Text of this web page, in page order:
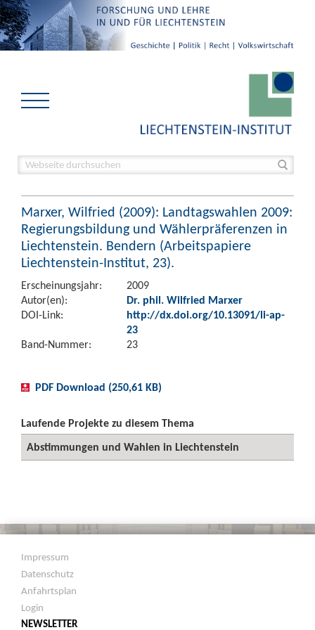
Marxer, Wilfried (2009): Landtagswahlen 2009:
Regierungsbildung und Wählerpräferenzen in
Liechtenstein. Bendern (Arbeitspapiere
Liechtenstein-Institut, 23).
Erscheinungsjahr:
2009
Autor(en):
Dr. phil. Wilfried Marxer
DOI-Link:
http://dx.doi.org/10.13091/li-ap-
23
Band-Nummer:
23
PDF Download (250,61 KB)
Laufende Projekte zu diesem Thema
Abstimmungen und Wahlen in Liechtenstein
Impressum
Datenschutz
Anfahrtsplan
Login
NEWSLETTER